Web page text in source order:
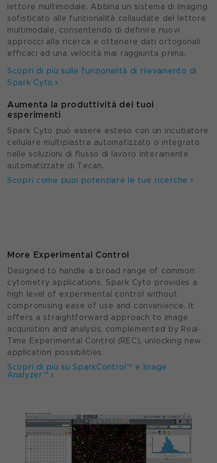
lettore multimodale. Abbina un sistema di imaging
sofisticato alle funzionalità collaudate del lettore
multimodale, consentendo di definire nuovi
approcci alla ricerca e ottenere dati ortogonali
efficaci ad una velocità mai raggiunta prima.
Scopri di più sulle funzionalità di rilevamento di
Spark Cyto
Aumenta la produttività dei tuoi
esperimenti
Spark Cyto può essere esteso con un incubatore
cellulare multipiastra automatizzato o integrato
nelle soluzioni di flusso di lavoro interamente
automatizzate di Tecan.
Scopri come puoi potenziare le tue ricerche
More Experimental Control
Designed to handle a broad range of common
cytometry applications, Spark Cyto provides a
high level of experimental control without
compromising ease of use and convenience. It
offers a straightforward approach to image
acquisition and analysis, complemented by Real-
Time Experimental Control (REC), unlocking new
application possibilities.
Scopri di più su SparkControl™ e Image
Analyzer™